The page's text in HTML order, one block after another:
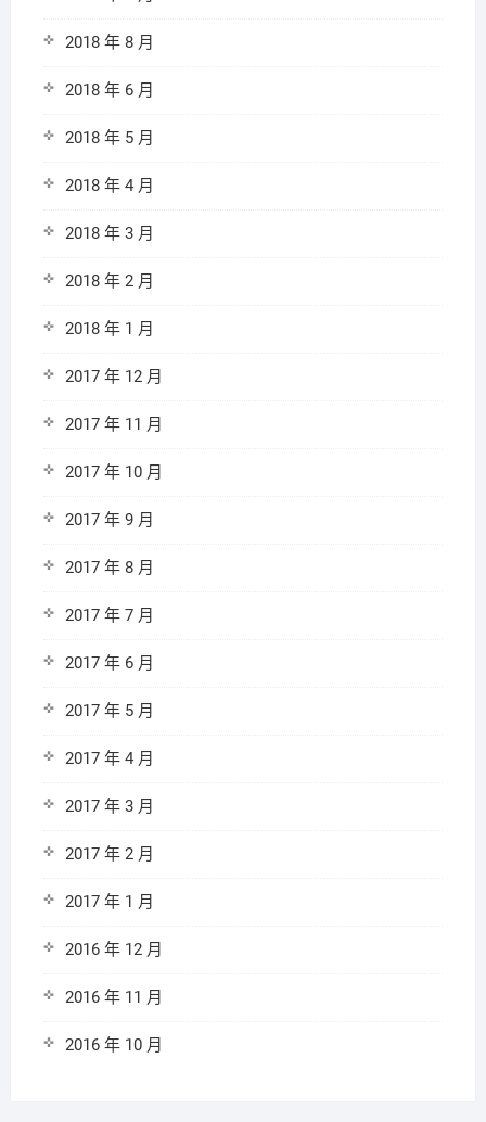
2018 年 8 月
2018 年 6 月
2018 年 5 月
2018 年 4 月
2018 年 3 月
2018 年 2 月
2018 年 1 月
2017 年 12 月
2017 年 11 月
2017 年 10 月
2017 年 9 月
2017 年 8 月
2017 年 7 月
2017 年 6 月
2017 年 5 月
2017 年 4 月
2017 年 3 月
2017 年 2 月
2017 年 1 月
2016 年 12 月
2016 年 11 月
2016 年 10 月